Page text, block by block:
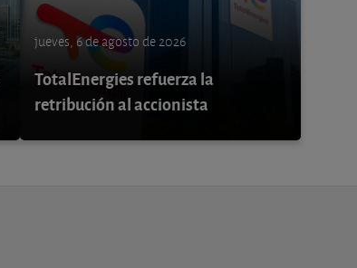
jueves, 6 de agosto de 2026
TotalEnergies refuerza la
retribución al accionista